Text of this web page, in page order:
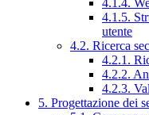
4.1.4.
4.1.5.
utente
4.2. Ricerca
4.2.1.
4.2.2.
4.2.3.
5. Progettazione dei